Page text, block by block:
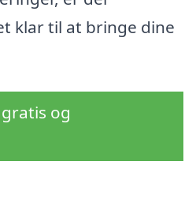
klar til at bringe dine
og